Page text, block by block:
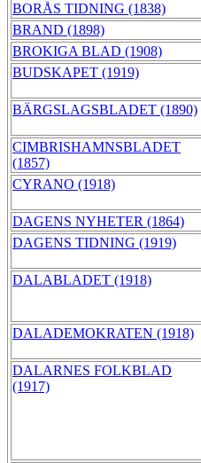
BORÅS TIDNING (1838)
BRAND (1898)
BROKIGA BLAD (1908)
BUDSKAPET (1919)
BÄRGSLAGSBLADET (1890)
CIMBRISHAMNSBLADET
(1857)
CYRANO (1918)
DAGENS NYHETER (1864)
DAGENS TIDNING (1919)
DALABLADET (1918)
DALADEMOKRATEN (1918)
DALARNES FOLKBLAD
(1917)